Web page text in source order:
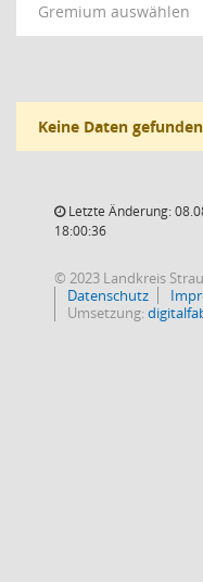
Gremium auswählen
Keine Daten
Letzte Änderung:
18:00:36
© 2023 Landkreis
Datenschutz
Umsetzung: